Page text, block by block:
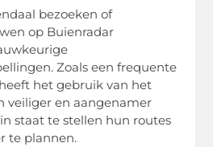
bezoeken of
op Buienradar
Zoals een frequente
het gebruik van het
veiliger en aangenamer
staat te stellen hun routes
te plannen.